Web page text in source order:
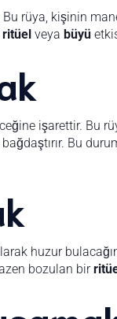
rüya, kişinin
ritüel veya büyü
işarettir. Bu
Bu
huzur
bozulan bir